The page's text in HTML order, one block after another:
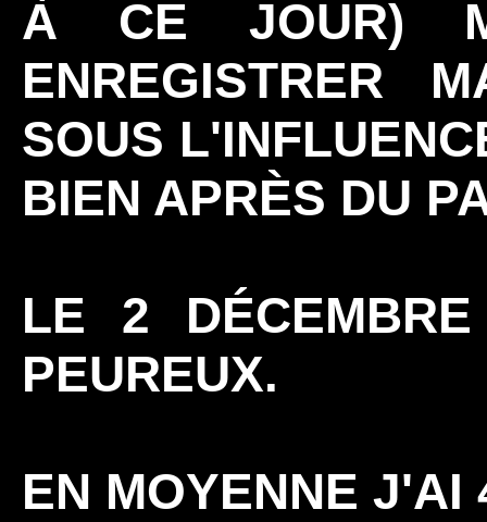
À CE JOUR)
ENREGISTRER
SOUS
BIEN APRÈS DU
LE 2
PEUREUX.
EN MOYENNE J'AI